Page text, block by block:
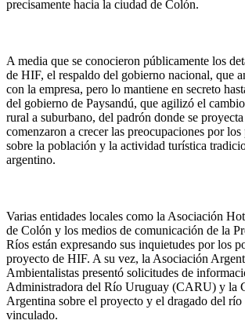
precisamente hacia la ciudad de Colón.
A media que se conocieron públicamente los
de HIF, el respaldo del gobierno nacional, que
con la empresa, pero lo mantiene en secreto
del gobierno de Paysandú, que agilizó el
rural a suburbano, del padrón donde se
comenzaron a crecer las preocupaciones por
sobre la población y la actividad turística
argentino.
Varias entidades locales como la Asociación
de Colón y los medios de comunicación de la
Ríos están expresando sus inquietudes por los
proyecto de HIF. A su vez, la Asociación
Ambientalistas presentó solicitudes de
Administradora del Río Uruguay (CARU) y la
Argentina sobre el proyecto y el dragado del río
vinculado.